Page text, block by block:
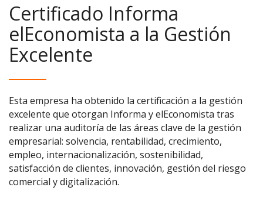
Certificado Informa
elEconomista a la Gestión
Excelente
Esta empresa ha obtenido la certificación a la gestión
excelente que otorgan Informa y elEconomista tras
realizar una auditoría de las áreas clave de la gestión
empresarial: solvencia, rentabilidad, crecimiento,
empleo, internacionalización, sostenibilidad,
satisfacción de clientes, innovación, gestión del riesgo
comercial y digitalización.